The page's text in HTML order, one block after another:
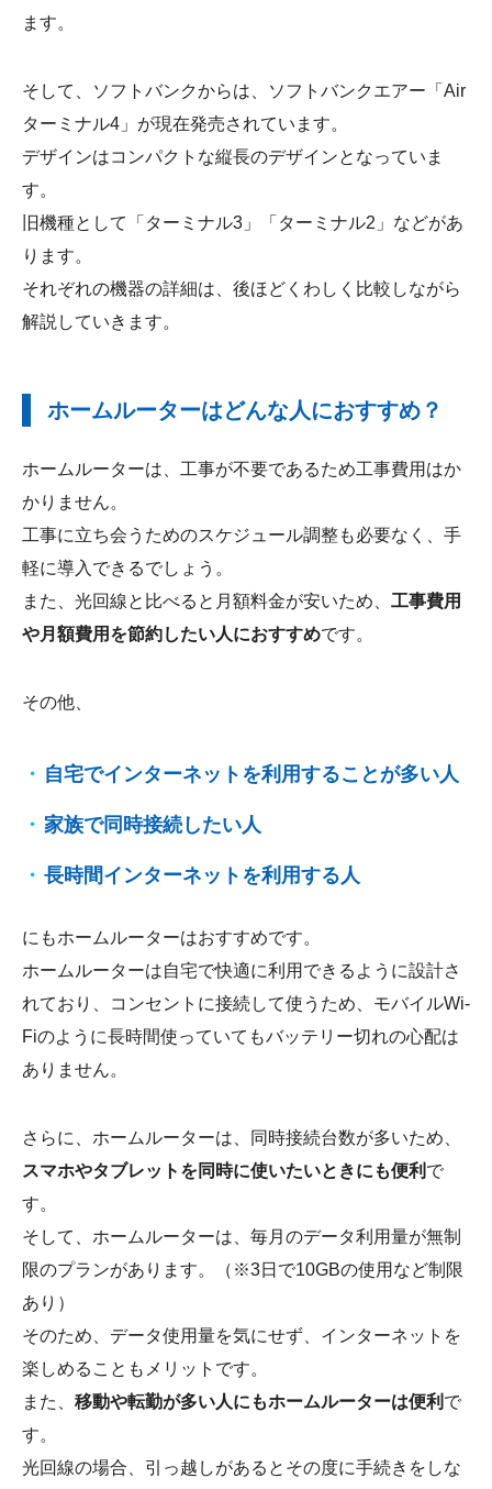
ます。
そして、ソフトバンクからは、ソフトバンクエアー「Air
ターミナル4」が現在発売されています。
デザインはコンパクトな縦長のデザインとなっていま
す。
旧機種として「ターミナル3」「ターミナル2」などがあ
ります。
それぞれの機器の詳細は、後ほどくわしく比較しながら
解説していきます。
ホームルーターはどんな人におすすめ？
ホームルーターは、工事が不要であるため工事費用はか
かりません。
工事に立ち会うためのスケジュール調整も必要なく、手
軽に導入できるでしょう。
また、光回線と比べると月額料金が安いため、 工事費用
や月額費用を節約したい人におすすめです。
その他、
自宅でインターネットを利用することが多い人
家族で同時接続したい人
長時間インターネットを利用する人
にもホームルーターはおすすめです。
ホームルーターは自宅で快適に利用できるように設計さ
れており、コンセントに接続して使うため、モバイルWi-
Fiのように長時間使っていてもバッテリー切れの心配は
ありません。
さらに、ホームルーターは、同時接続台数が多いため、
スマホやタブレットを同時に使いたいときにも便利 で
す。
そして、ホームルーターは、毎月のデータ利用量が無制
限のプランがあります。（※3日で10GBの使用など制限
あり）
そのため、データ使用量を気にせず、インターネットを
楽しめることもメリットです。
また、 移動や転勤が多い人にもホームルーターは便利 で
す。
光回線の場合、引っ越しがあるとその度に手続きをしな